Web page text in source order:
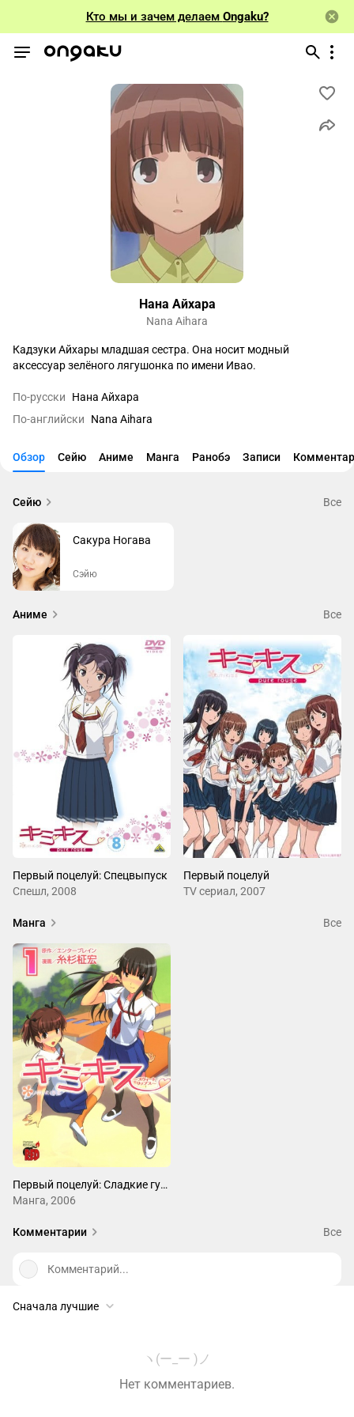
Кто мы и зачем делаем Ongaku?
Нана Айхара
Nana Aihara
Кадзуки Айхары младшая сестра. Она носит модный
аксессуар зелёного лягушонка по имени Ивао.
По-русски
Нана Айхара
По-английски
Nana Aihara
Обзор Сейю Аниме Манга Ранобэ Записи
Сейю Все
Сакура Ногава
Сэйю
Аниме Все
Первый поцелуй: Спецвыпуск
Спешл, 2008
Первый поцелуй
ТV сериал, 2007
Манга Все
Первый поцелуй: Сладкие губы
Манга, 2006
Комментарии Все
Комментарий...
Сначала лучшие
ヽ(ー_ー )ノ
Нет комментариев.